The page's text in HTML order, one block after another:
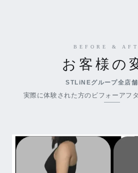
BEFORE &
お客様の
STLiNEグループ全店
実際に体験された方のビフォーアフ